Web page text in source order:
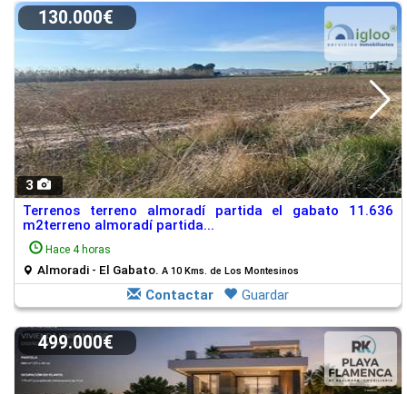
3
130.000€
Terrenos terreno almoradí partida el gabato 11.636
m2terreno almoradí partida...
Hace 4 horas
Almoradi - El Gabato. A 10 Kms. de Los Montesinos
Contactar Guardar
499.000€